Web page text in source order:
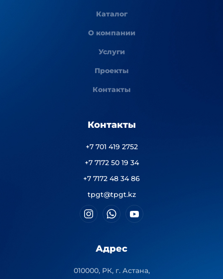
Каталог
О компании
Услуги
Проекты
Контакты
Контакты
+7 701 419 2752
+7 7172 50 19 34
+7 7172 48 34 86
tpgt@tpgt.kz
Адрес
010000, РК, г. Астана,